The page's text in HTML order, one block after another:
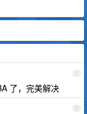
1
了，完美解决
2